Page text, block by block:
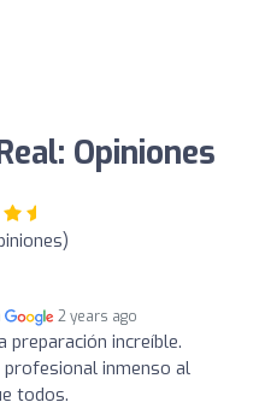
Opiniones
2 years ago
preparación increíble.
inmenso al
todos.